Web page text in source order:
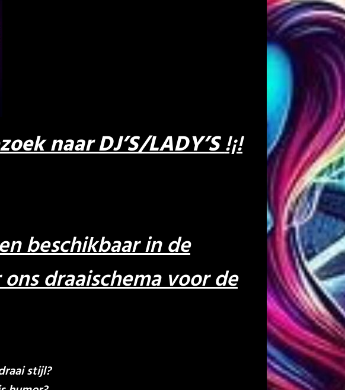
naar DJ’S/LADY’S!¡!
beschikbaar in de
draaischema voor de
stijl?